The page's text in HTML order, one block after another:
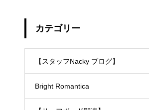
カテゴリー
【スタッフNacky ブログ】
Bright Romantica